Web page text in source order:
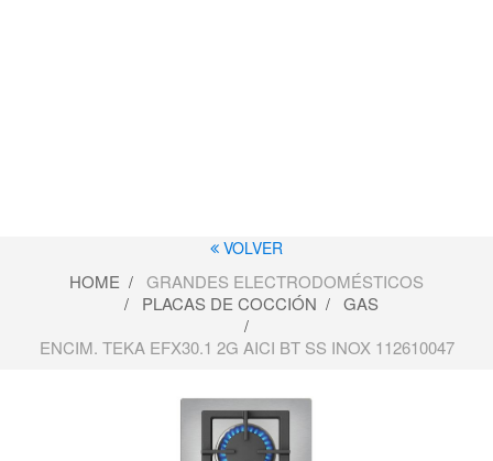
VOLVER
HOME
GRANDES ELECTRODOMÉSTICOS
PLACAS DE COCCIÓN
GAS
ENCIM. TEKA EFX30.1 2G AICI BT SS INOX 112610047